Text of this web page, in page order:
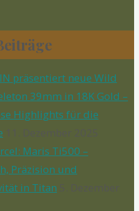
präsentiert neue Wild
39mm in 18K Gold –
Highlights für die
11. Dezember 2025
Maris Ti500 –
Präzision und
in Titan 5. Dezember